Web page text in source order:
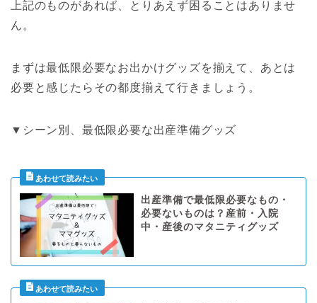
上記のものがあれば、とりあえず困ることはありませ
ん。
まずは最低限必要なお出かけグッズを揃えて、あとは
必要と感じたらその都度揃えて行きましょう。
▼シーン別、最低限必要な出産準備グッズ
出産準備で最低限必要なもの・
必要ないものは？産前・入院
中・産後のマタニティグッズ